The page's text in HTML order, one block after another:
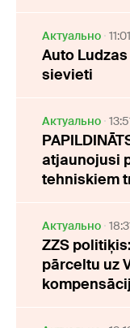
Актуально 11:01
Auto
sievieti
Актуально
atjaunojusi
tehniskiem
Актуально
ZZS
pārceltu uz